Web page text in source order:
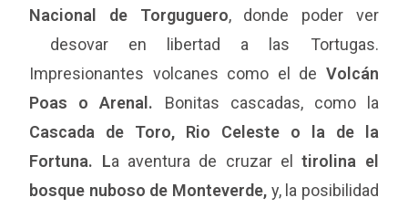
Nacional de Torguguero, donde poder ver
desovar en libertad a las Tortugas.
Impresionantes volcanes como el de Volcán
Poas o Arenal. Bonitas cascadas, como la
Cascada de Toro, Rio Celeste o la de la
Fortuna. La aventura de cruzar el tirolina el
bosque nuboso de Monteverde, y, la posibilidad